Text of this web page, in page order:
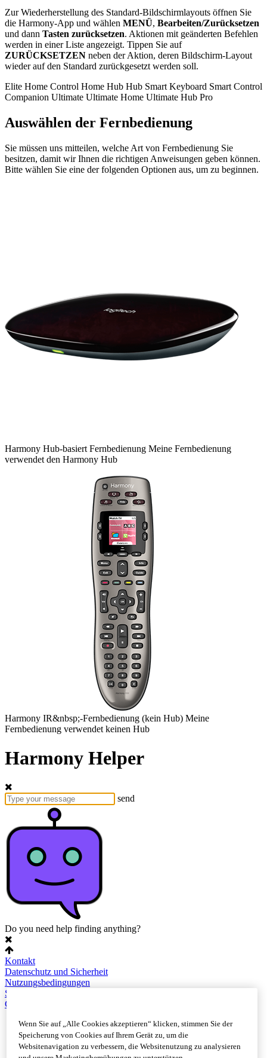
Zur Wiederherstellung des Standard-Bildschirmlayouts öffnen Sie
die Harmony-App und wählen MENÜ, Bearbeiten/Zurücksetzen
und dann Tasten zurücksetzen. Aktionen mit geänderten Befehlen
werden in einer Liste angezeigt. Tippen Sie auf
ZURÜCKSETZEN neben der Aktion, deren Bildschirm-Layout
wieder auf den Standard zurückgesetzt werden soll.
Elite Home Control Home Hub Hub Smart Keyboard Smart Control
Companion Ultimate Ultimate Home Ultimate Hub Pro
Auswählen der Fernbedienung
Sie müssen uns mitteilen, welche Art von Fernbedienung Sie
besitzen, damit wir Ihnen die richtigen Anweisungen geben können.
Bitte wählen Sie eine der folgenden Optionen aus, um zu beginnen.
Harmony Hub-basiert Fernbedienung Meine Fernbedienung
verwendet den Harmony Hub
Harmony IR&nbsp;-Fernbedienung (kein Hub) Meine
Fernbedienung verwendet keinen Hub
Harmony Helper
send
Do you need help finding anything?
Kontakt
Datenschutz und Sicherheit
Nutzungsbedingungen
Sitemap
Cookie-Einstellungen
Wenn Sie auf „Alle Cookies akzeptieren“ klicken, stimmen Sie der
Speicherung von Cookies auf Ihrem Gerät zu, um die
Websitenavigation zu verbessern, die Websitenutzung zu analysieren